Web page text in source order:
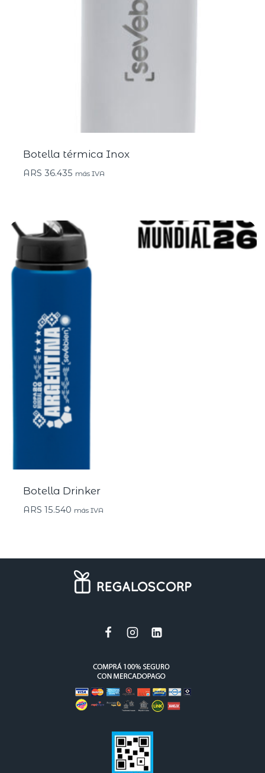
Botella térmica Inox
ARS 36.435 más IVA
Botella Drinker
ARS 15.540 más IVA